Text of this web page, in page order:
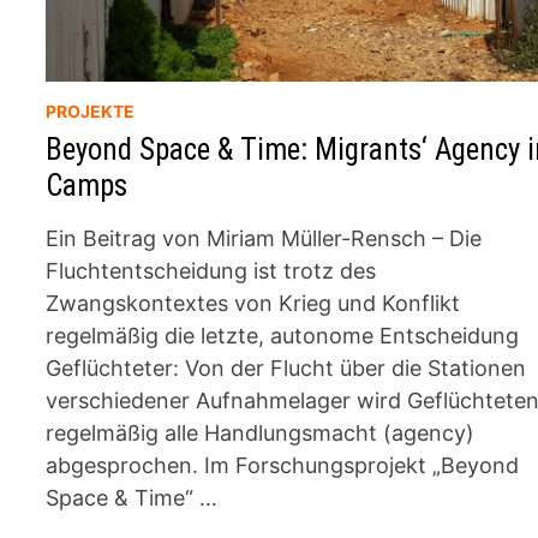
PROJEKTE
Beyond Space & Time: Migrants‘ Agency
Camps
Ein Beitrag von Miriam Müller-Rensch – Die
Fluchtentscheidung ist trotz des
Zwangskontextes von Krieg und Konflikt
regelmäßig die letzte, autonome Entscheidung
Geflüchteter: Von der Flucht über die Stationen
verschiedener Aufnahmelager wird
regelmäßig alle Handlungsmacht (agency)
abgesprochen. Im Forschungsprojekt „Beyond
Space & Time“ …